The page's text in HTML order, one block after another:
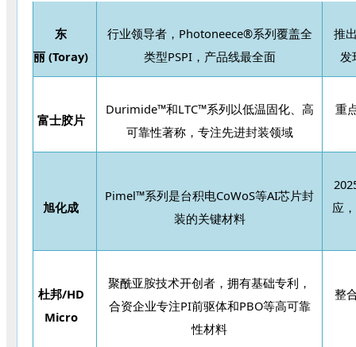
东
丽 (Toray)
行业领导者， Photoneece®系列覆盖全
类型PSPI，产品线最全面
推
发
富士胶片
Durimide™和LTC™系列以低温固化、高
可靠性著称，专注先进封装领域
重
旭化成
Pimel™系列是台积电CoWoS等AI芯片封
装的关键材料
应
杜邦/HD
Micro
聚酰亚胺技术开创者，拥有基础专利，
合资企业专注PI前驱体和PBO等高可靠
性材料
整